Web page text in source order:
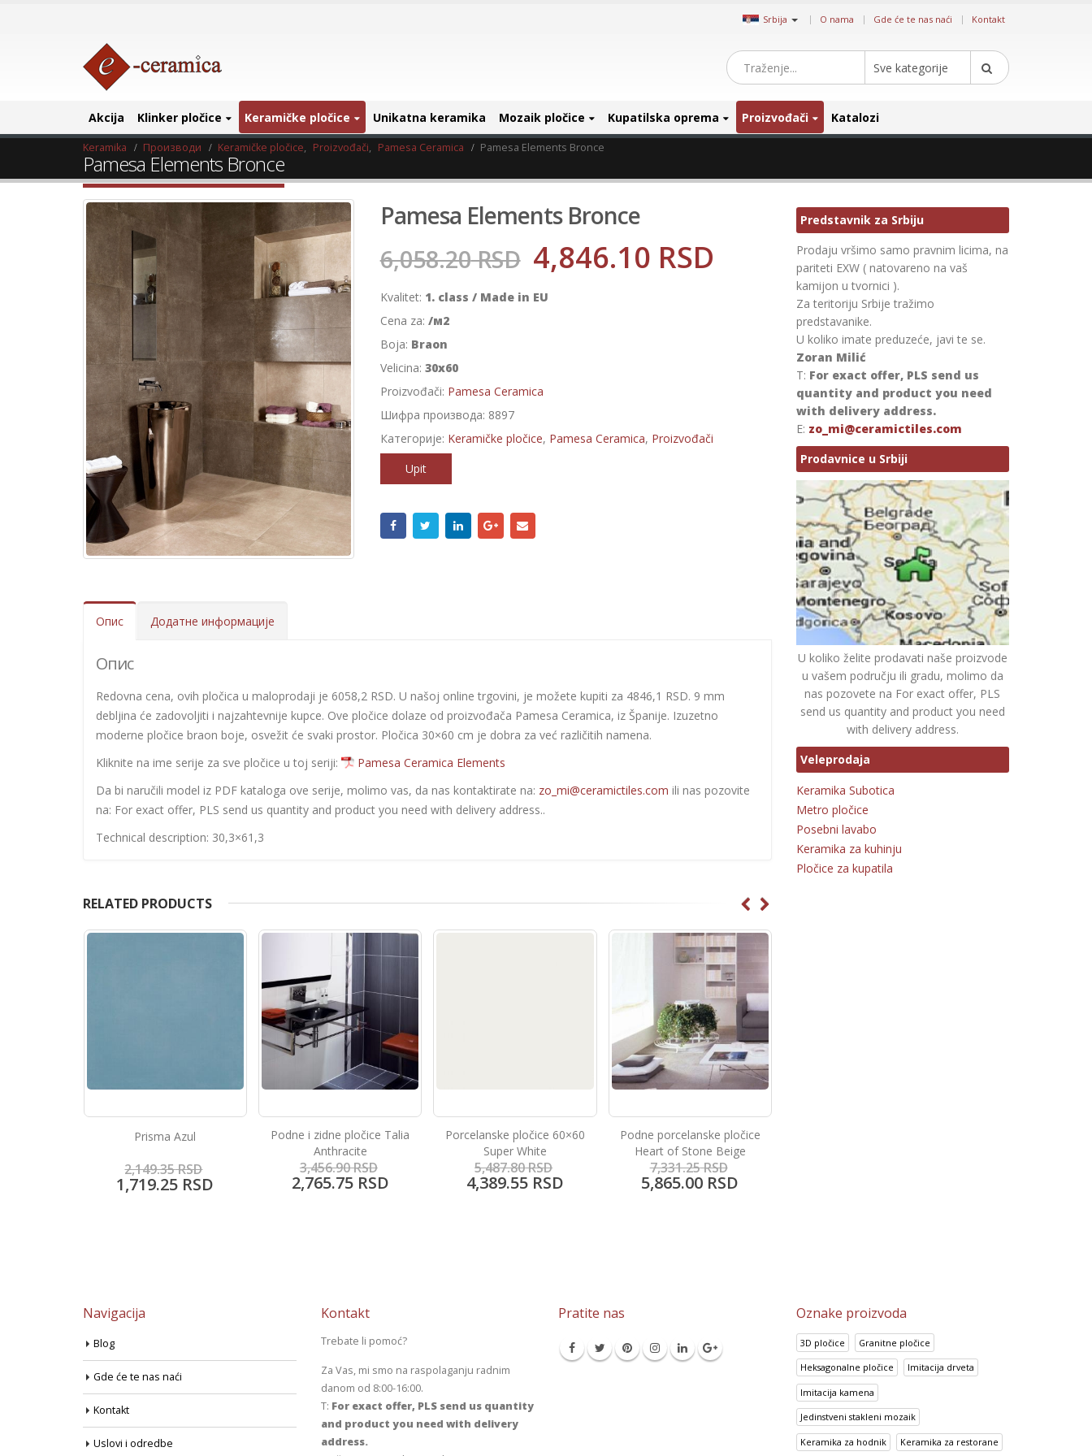
Srbija | O nama Gde će te nas naći Kontakt
Sve kategorije
Akcija Klinker pločice Keramičke pločice Unikatna keramika Mozaik pločice Kupatilska oprema Proizvođači Katalozi
Keramika Производи Keramičke pločice, Proizvođači, Pamesa Ceramica Pamesa Elements Bronce
Pamesa Elements Bronce
Pamesa Elements Bronce
6,058.20RSD 4,846.10 RSD
Kvalitet: 1. class / Made in EU
Cena za: /м2
Boja: Braon
Velicina: 30x60
Proizvođači: Pamesa Ceramica
Шифра производа: 8897
Категорије: Keramičke pločice, Pamesa Ceramica, Proizvođači
Upit
Опис Додатне информације
Опис
Redovna cena, ovih pločica u maloprodaji je 6058,2 RSD. U našoj online trgovini, je možete kupiti za 4846,1 RSD. 9 mm
debljina će zadovoljiti i najzahtevnije kupce. Ove pločice dolaze od proizvođača Pamesa Ceramica, iz Španije. Izuzetno
moderne pločice braon boje, osvežit će svaki prostor. Pločica 30×60 cm je dobra za već različitih namena.
Kliknite na ime serije za sve pločice u toj seriji:
Pamesa Ceramica Elements
Da bi naručili model iz PDF kataloga ove serije, molimo vas, da nas kontaktirate na: zo_mi@ceramictiles.com ili nas pozovite
na: For exact offer, PLS send us quantity and product you need with delivery address..
Technical description: 30,3×61,3
RELATED PRODUCTS
Podne i zidne pločice Talia
3,456.90RSD
2,765.75RSD
Porcelanske pločice 60×60
Super White
5,487.80RSD
4,389.55RSD
Podne porcelanske pločice
Heart of Stone Beige
7,331.25RSD
5,865.00RSD
Bambu Marfil
2,002.15RSD
1,600.80RSD
Predstavnik za Srbiju
Prodaju vršimo samo pravnim licima, na
pariteti EXW ( natovareno na vaš
kamijon u tvornici ).
Za teritoriju Srbije tražimo
predstavanike.
U koliko imate preduzeće, javi te se.
Zoran Milić
T: For exact offer, PLS send us
quantity and product you need
with delivery address.
E: zo_mi@ceramictiles.com
Prodavnice u Srbiji
U koliko želite prodavati naše proizvode
u vašem području ili gradu, molimo da
nas pozovete na For exact offer, PLS
send us quantity and product you need
with delivery address.
Veleprodaja
Keramika Subotica
Metro pločice
Posebni lavabo
Keramika za kuhinju
Pločice za kupatila
Navigacija
Blog
Gde će te nas naći
Kontakt
Uslovi i odredbe
Kontakt
Trebate li pomoć?
Za Vas, mi smo na raspolaganju radnim
danom od 8:00-16:00.
T: For exact offer, PLS send us quantity
and product you need with delivery
address.
Pratite nas Oznake proizvoda
3D pločice Granitne pločice
Heksagonalne pločice Imitacija drveta
Imitacija kamena
Jedinstveni stakleni mozaik
Keramika za hodnik Keramika za restorane